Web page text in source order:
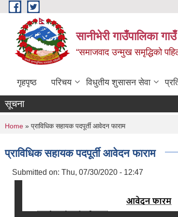
Skip to main content
सानीभेरी गाउँपालिका
“समाजवाद उन्मुख समृद्धिको
गृहपृष्ठ परिचय विधुतीय शुसासन सेवा
सूचना
You are here
Home » प्राविधिक सहायक पदपूर्ती आवेदन फाराम
प्राविधिक सहायक पदपूर्ती आवेदन फाराम
Submitted on: Thu, 07/30/2020 - 12:47